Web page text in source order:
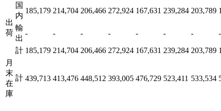
出
荷
国
内
185,179 214,704 206,466 272,924 167,631 239,284 203,789
輸
出
- - - - - - - -
計 185,179 214,704 206,466 272,924 167,631 239,284 203,789
月
末
在
庫
計 439,713 413,476 448,512 393,005 476,729 523,411 533,534